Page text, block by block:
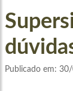
Publicado em: